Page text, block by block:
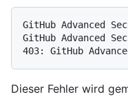
GitHub Advanced
GitHub Advanced
Dieser Fehler wird